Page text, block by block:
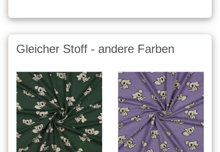
Gleicher Stoff - andere Farben